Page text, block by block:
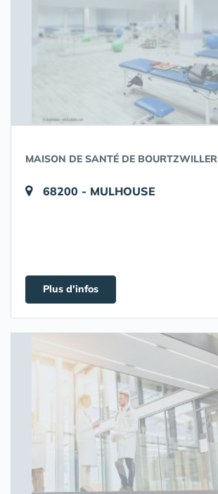
MAISON DE SANTÉ DE BOURTZWILLER
68200 - MULHOUSE
Plus d'infos